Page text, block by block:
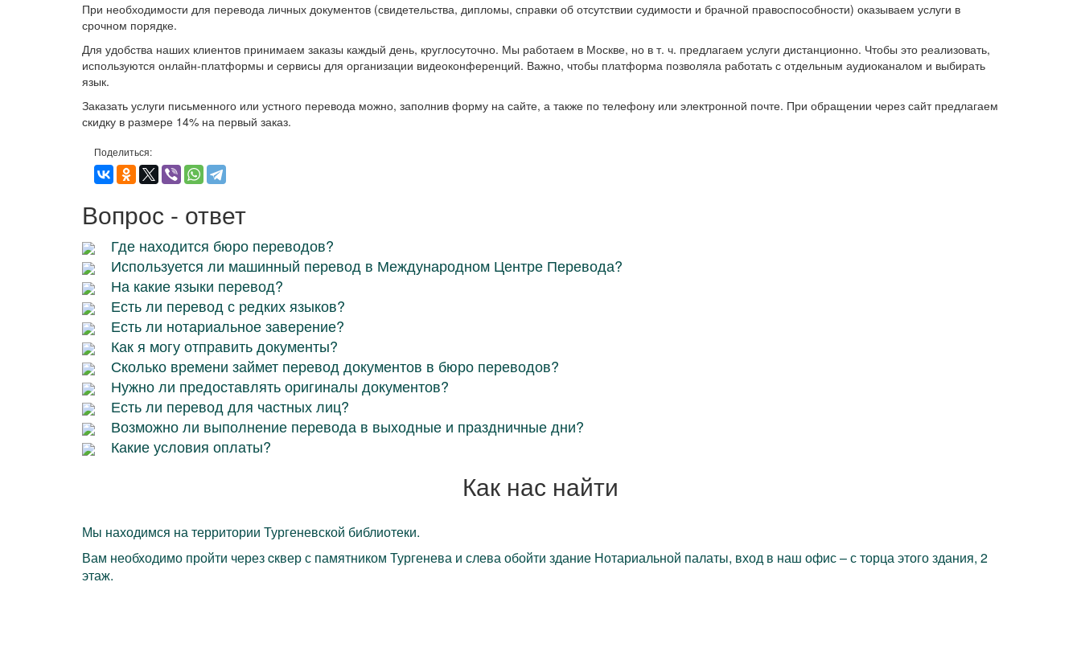
При необходимости для перевода личных документов (свидетельства, дипломы, справки об отсутствии судимости и брачной правоспособности) оказываем услуги в
срочном порядке.
Для удобства наших клиентов принимаем заказы каждый день, круглосуточно. Мы работаем в Москве, но в т. ч. предлагаем услуги дистанционно. Чтобы это реализовать,
используются онлайн-платформы и сервисы для организации видеоконференций. Важно, чтобы платформа позволяла работать с отдельным аудиоканалом и выбирать
язык.
Заказать услуги письменного или устного перевода можно, заполнив форму на сайте, а также по телефону или электронной почте. При обращении через сайт предлагаем
скидку в размере 14% на первый заказ.
Поделиться:
Вопрос - ответ
Где находится бюро переводов?
Используется ли машинный перевод в Международном Центре Перевода?
На какие языки перевод?
Есть ли перевод с редких языков?
Есть ли нотариальное заверение?
Как я могу отправить документы?
Сколько времени займет перевод документов в бюро переводов?
Нужно ли предоставлять оригиналы документов?
Есть ли перевод для частных лиц?
Возможно ли выполнение перевода в выходные и праздничные дни?
Какие условия оплаты?
Как нас найти
Мы находимся на территории Тургеневской библиотеки.
Вам необходимо пройти через cквер с памятником Тургенева и слева обойти здание Нотариальной палаты, вход в наш офис – с торца этого здания, 2
этаж.